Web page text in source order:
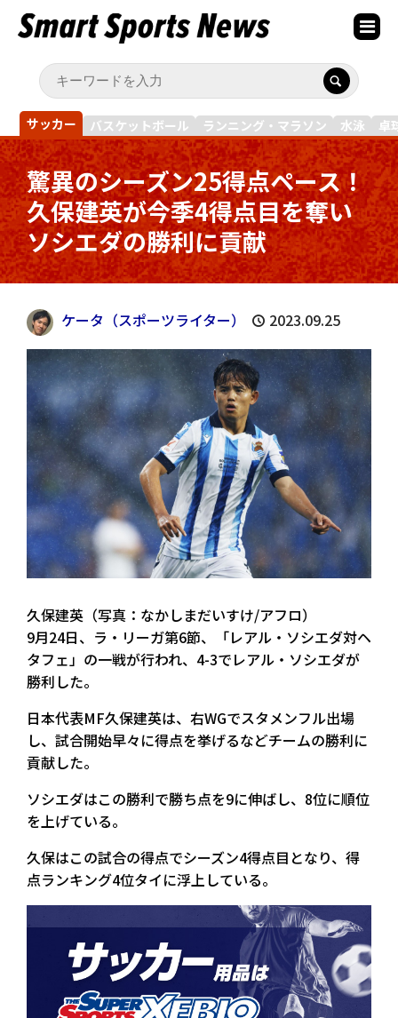
サッカー バスケットボール ランニング・マラソン 水泳 卓
驚異のシーズン25得点ペース！
久保建英が今季4得点目を奪い
ソシエダの勝利に貢献
ケータ（スポーツライター） 2023.09.25
久保建英（写真：なかしまだいすけ/アフロ）
9月24日、ラ・リーガ第6節、「レアル・ソシエダ対ヘ
タフェ」の一戦が行われ、4-3でレアル・ソシエダが
勝利した。
日本代表MF久保建英は、右WGでスタメンフル出場
し、試合開始早々に得点を挙げるなどチームの勝利に
貢献した。
ソシエダはこの勝利で勝ち点を9に伸ばし、8位に順位
を上げている。
久保はこの試合の得点でシーズン4得点目となり、得
点ランキング4位タイに浮上している。